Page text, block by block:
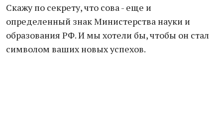
Скажу по секрету, что сова - еще и
определенный знак Министерства науки и
образования РФ. И мы хотели бы, чтобы он стал
символом ваших новых успехов.